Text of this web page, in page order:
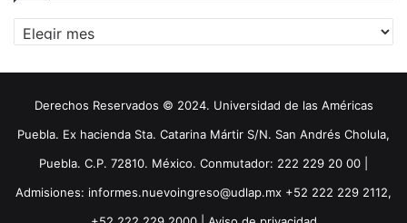
Archivos
Derechos Reservados © 2024. Universidad de las Américas
Puebla. Ex hacienda Sta. Catarina Mártir S/N. San Andrés Cholula,
Puebla. C.P. 72810. México. Conmutador: 222 229 20 00 |
Admisiones: informes.nuevoingreso@udlap.mx +52 222 229 2112,